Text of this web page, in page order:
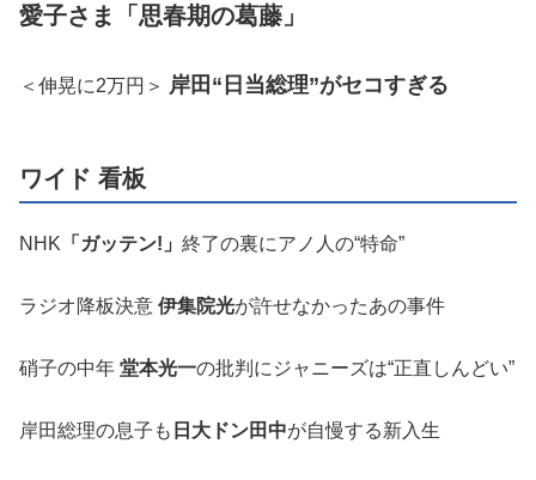
愛子さま「思春期の葛藤」
＜伸晃に2万円＞ 岸田“日当総理”がセコすぎる
ワイド 看板
NHK 「ガッテン!」 終了の裏にアノ人の“特命”
ラジオ降板決意 伊集院光が許せなかったあの事件
硝子の中年 堂本光一の批判にジャニーズは“正直しんどい”
岸田総理の息子も 日大ドン田中が自慢する新入生